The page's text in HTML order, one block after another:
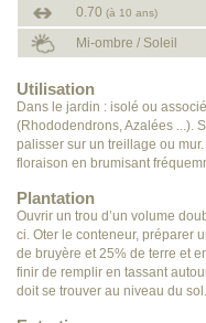
0.70 (à 10 ans)
Mi-ombre / Soleil
Utilisation
Dans le jardin : isolé ou
(Rhododendrons, Azalées ...).
palisser sur un treillage ou
floraison en brumisant
Plantation
Ouvrir un trou d’un volume
ci. Oter le conteneur, préparer
de bruyère et 25% de terre et
finir de remplir en tassant
doit se trouver au niveau du sol.